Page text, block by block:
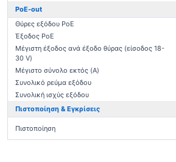
PoE-out
Θύρες εξόδου PoE
Έξοδος PoE
Μέγιστη έξοδος ανά έξοδο θύρας (είσοδος 18-
30 V)
Μέγιστο σύνολο εκτός (A)
Συνολικό ρεύμα εξόδου
Συνολική ισχύς εξόδου
Πιστοποίηση & Εγκρίσεις
Πιστοποίηση